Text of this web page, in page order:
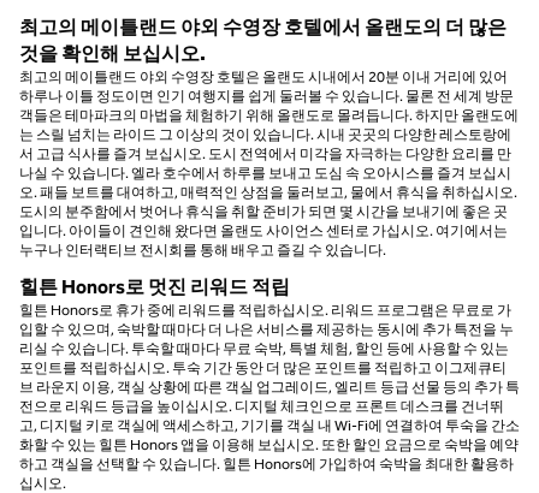
최고의 메이틀랜드 야외 수영장 호텔에서 올랜도의 더 많은
것을 확인해 보십시오.
최고의 메이틀랜드 야외 수영장 호텔은 올랜도 시내에서 20분 이내 거리에 있어
하루나 이틀 정도이면 인기 여행지를 쉽게 둘러볼 수 있습니다. 물론 전 세계 방문
객들은 테마파크의 마법을 체험하기 위해 올랜도로 몰려듭니다. 하지만 올랜도에
는 스릴 넘치는 라이드 그 이상의 것이 있습니다. 시내 곳곳의 다양한 레스토랑에
서 고급 식사를 즐겨 보십시오. 도시 전역에서 미각을 자극하는 다양한 요리를 만
나실 수 있습니다. 엘라 호수에서 하루를 보내고 도심 속 오아시스를 즐겨 보십시
오. 패들 보트를 대여하고, 매력적인 상점을 둘러보고, 물에서 휴식을 취하십시오.
도시의 분주함에서 벗어나 휴식을 취할 준비가 되면 몇 시간을 보내기에 좋은 곳
입니다. 아이들이 견인해 왔다면 올랜도 사이언스 센터로 가십시오. 여기에서는
누구나 인터랙티브 전시회를 통해 배우고 즐길 수 있습니다.
힐튼 Honors로 멋진 리워드 적립
힐튼 Honors로 휴가 중에 리워드를 적립하십시오. 리워드 프로그램은 무료로 가
입할 수 있으며, 숙박할 때마다 더 나은 서비스를 제공하는 동시에 추가 특전을 누
리실 수 있습니다. 투숙할 때마다 무료 숙박, 특별 체험, 할인 등에 사용할 수 있는
포인트를 적립하십시오. 투숙 기간 동안 더 많은 포인트를 적립하고 이그제큐티
브 라운지 이용, 객실 상황에 따른 객실 업그레이드, 엘리트 등급 선물 등의 추가 특
전으로 리워드 등급을 높이십시오. 디지털 체크인으로 프론트 데스크를 건너뛰
고, 디지털 키로 객실에 액세스하고, 기기를 객실 내 Wi-Fi에 연결하여 투숙을 간소
화할 수 있는 힐튼 Honors 앱을 이용해 보십시오. 또한 할인 요금으로 숙박을 예약
하고 객실을 선택할 수 있습니다. 힐튼 Honors에 가입하여 숙박을 최대한 활용하
십시오.